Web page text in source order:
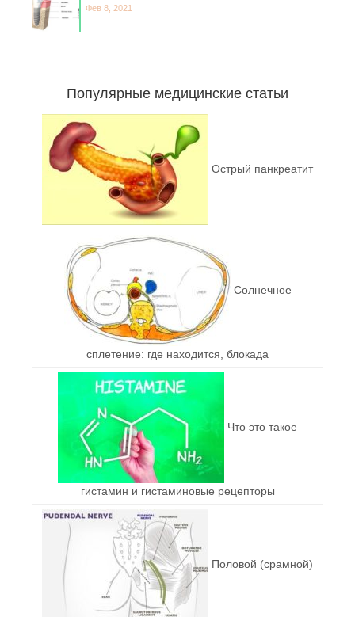
Фев 8, 2021
Популярные медицинские статьи
Острый панкреатит
Солнечное
сплетение: где находится, блокада
Что это такое
гистамин и гистаминовые рецепторы
Половой (срамной)